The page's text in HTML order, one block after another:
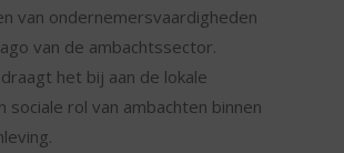
van ondernemersvaardigheden
van de ambachtssector.
het bij aan de lokale
sociale rol van ambachten binnen